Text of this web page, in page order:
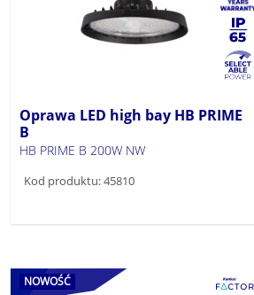
Oprawa LED high bay HB PRIME
B
HB PRIME B 200W NW
Kod produktu: 45810
NOWOŚĆ